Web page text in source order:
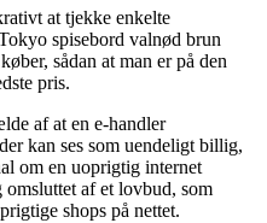
at tjekke enkelte
spisebord valnød brun
sådan at man er på den
pris.
af at en e-handler
kan ses som uendeligt billig,
om en uoprigtig internet
af et lovbud, som
shops på nettet.